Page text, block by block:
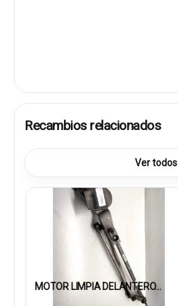
Recambios relacionados
Ver todos
MOTOR LIMPIA DELANTERO...